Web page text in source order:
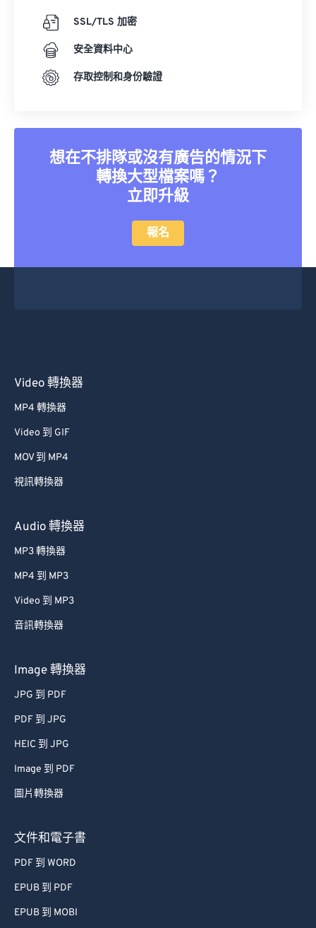
SSL/TLS 加密
安全資料中心
存取控制和身份驗證
想在不排隊或沒有廣告的情況下
轉換大型檔案嗎？
立即升級
報名
Video 轉換器
MP4 轉換器
Video 到 GIF
MOV 到 MP4
視訊轉換器
Audio 轉換器
MP3 轉換器
MP4 到 MP3
Video 到 MP3
音訊轉換器
Image 轉換器
JPG 到 PDF
PDF 到 JPG
HEIC 到 JPG
Image 到 PDF
圖片轉換器
文件和電子書
PDF 到 WORD
EPUB 到 PDF
EPUB 到 MOBI